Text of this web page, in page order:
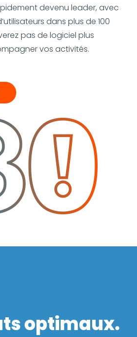
devenu leader, avec
dans plus de 100
pas de logiciel plus
vos activités.
optimaux.